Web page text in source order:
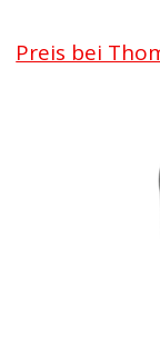
Preis bei